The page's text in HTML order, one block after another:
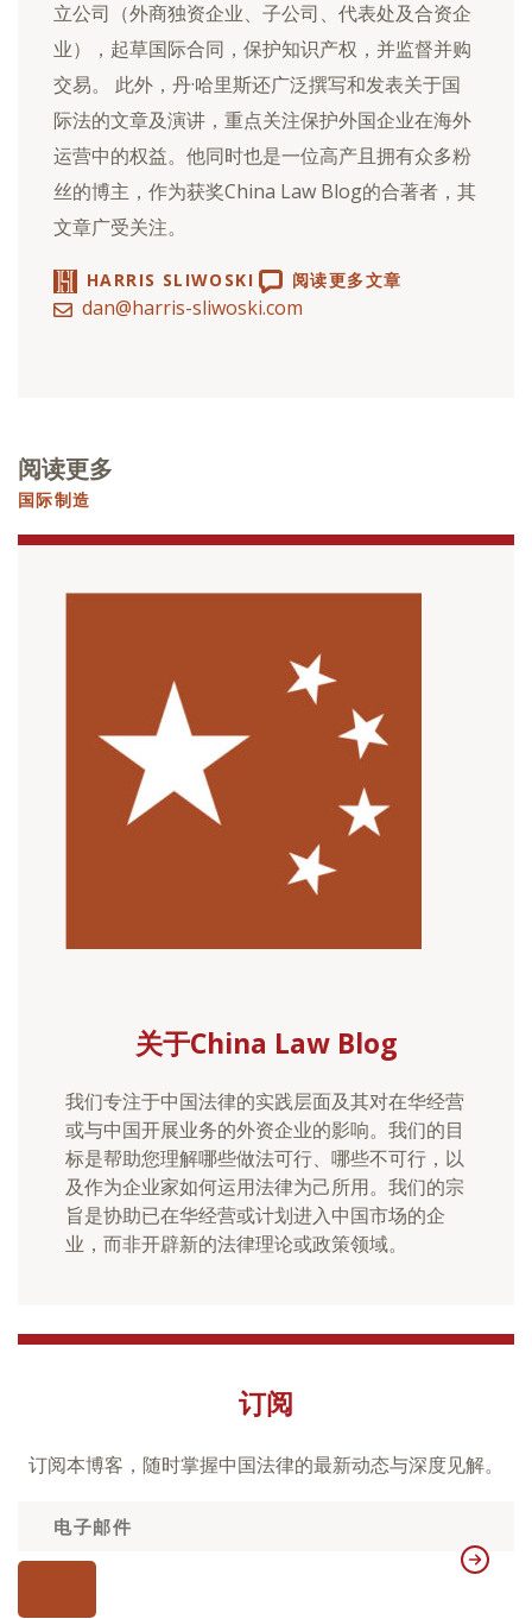
立公司（外商独资企业、子公司、代表处及合资企
业），起草国际合同，保护知识产权，并监督并购
交易。 此外，丹·哈里斯还广泛撰写和发表关于国
际法的文章及演讲，重点关注保护外国企业在海外
运营中的权益。他同时也是一位高产且拥有众多粉
丝的博主，作为获奖China Law Blog的合著者，其
文章广受关注。
HARRIS SLIWOSKI 阅读更多文章
dan@harris-sliwoski.com
阅读更多
国际制造
关于China Law Blog
我们专注于中国法律的实践层面及其对在华经营
或与中国开展业务的外资企业的影响。我们的目
标是帮助您理解哪些做法可行、哪些不可行，以
及作为企业家如何运用法律为己所用。我们的宗
旨是协助已在华经营或计划进入中国市场的企
业，而非开辟新的法律理论或政策领域。
订阅
订阅本博客，随时掌握中国法律的最新动态与深度见解。